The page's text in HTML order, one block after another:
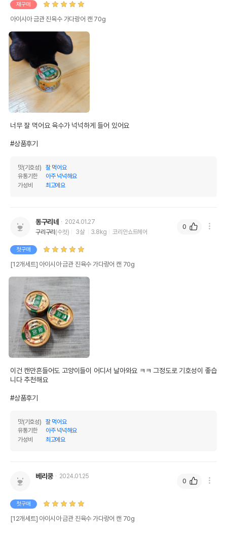
재구매
아이시아 금관 진육수 가다랑어 캔 70g
너무 잘 먹어요 육수가 넉넉하게 들어 있어요
#상품후기
맛(기호성)
잘 먹어요
유통기한
아주 넉넉해요
가성비
최고에요
동구리네
2024.01.27
구리구리(수컷) 3살 3.8kg 코리안쇼트헤어
첫구매
[12개세트] 아이시아 금관 진육수 가다랑어 캔 70g
이건 캔만흔들어도 고양이들이 어디서 날아와요 ㅋㅋ 그정도로 기호성이 좋습
니다 추천해요
#상품후기
맛(기호성)
잘 먹어요
유통기한
아주 넉넉해요
가성비
최고에요
0
베리쿵 2024.01.25
첫구매
[12개세트] 아이시아 금관 진육수 가다랑어 캔 70g
0